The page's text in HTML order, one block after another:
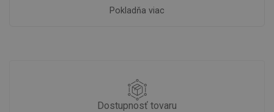
Pokladňa viac
Dostupnosť tovaru